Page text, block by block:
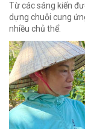
Từ các sáng kiến
dựng chuỗi cung
nhiều chủ thể.